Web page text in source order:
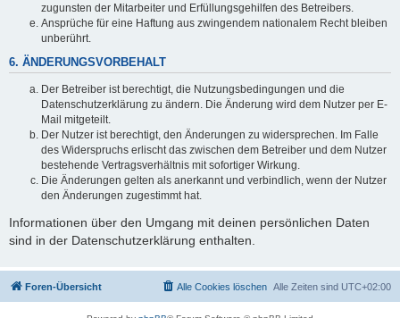
zugunsten der Mitarbeiter und Erfüllungsgehilfen des Betreibers.
Ansprüche für eine Haftung aus zwingendem nationalem Recht bleiben
unberührt.
6. ÄNDERUNGSVORBEHALT
Der Betreiber ist berechtigt, die Nutzungsbedingungen und die
Datenschutzerklärung zu ändern. Die Änderung wird dem Nutzer per E-
Mail mitgeteilt.
Der Nutzer ist berechtigt, den Änderungen zu widersprechen. Im Falle
des Widerspruchs erlischt das zwischen dem Betreiber und dem Nutzer
bestehende Vertragsverhältnis mit sofortiger Wirkung.
Die Änderungen gelten als anerkannt und verbindlich, wenn der Nutzer
den Änderungen zugestimmt hat.
Informationen über den Umgang mit deinen persönlichen Daten
sind in der Datenschutzerklärung enthalten.
Foren-Übersicht Alle Zeiten sind UTC+02:00
Alle Cookies löschen